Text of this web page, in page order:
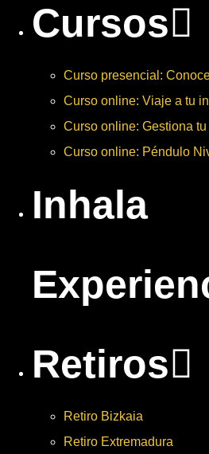
Cursos
Curso presencial:
Curso online: Viaje a tu
Curso online: Gestiona tu
Curso online: Péndulo
Inhala
Retiros
Retiro Bizkaia
Retiro Extremadura